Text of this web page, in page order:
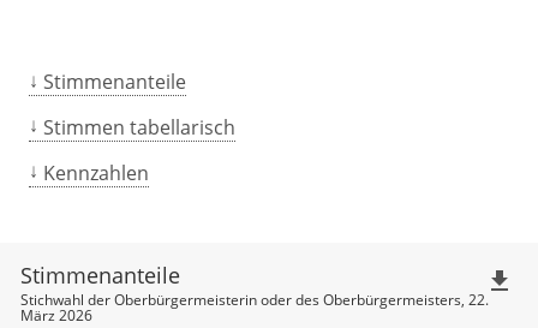
Stimmenanteile
Stimmen tabellarisch
Kennzahlen
Stimmenanteile
Stichwahl der Oberbürgermeisterin oder des Oberbürgermeisters, 22.
März 2026
file_download